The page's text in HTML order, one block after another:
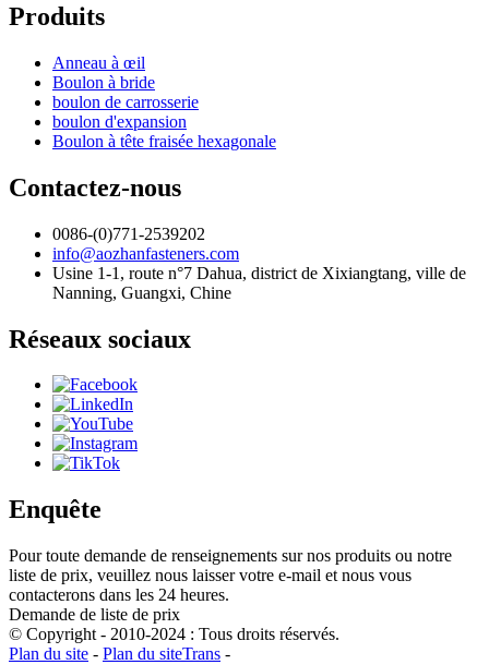
Produits
Anneau à œil
Boulon à bride
boulon de carrosserie
boulon d'expansion
Boulon à tête fraisée hexagonale
Contactez-nous
0086-(0)771-2539202
info@aozhanfasteners.com
Usine 1-1, route n°7 Dahua, district de Xixiangtang, ville de
Nanning, Guangxi, Chine
Réseaux sociaux
Enquête
Pour toute demande de renseignements sur nos produits ou notre
liste de prix, veuillez nous laisser votre e-mail et nous vous
contacterons dans les 24 heures.
Demande de liste de prix
© Copyright - 2010-2024 : Tous droits réservés.
Plan du site - Plan du siteTrans -